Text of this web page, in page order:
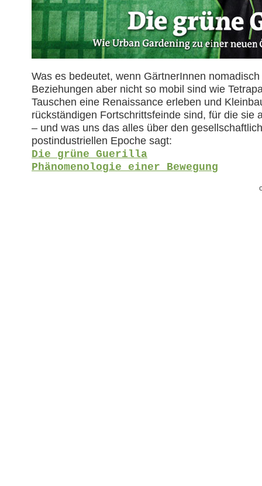
Was es bedeutet, wenn GärtnerInnen
Beziehungen aber nicht so mobil sind wie
Tauschen eine Renaissance erleben und
rückständigen Fortschrittsfeinde sind, für die sie
– und was uns das alles über den
postindustriellen Epoche sagt:
Die grüne Guerilla
Phänomenologie einer Bewegung